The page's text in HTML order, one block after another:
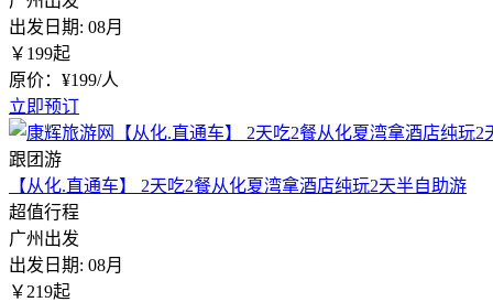
出发日期: 08月
￥ 199起
原价：¥199/人
立即预订
跟团游
【从化.直通车】 2天吃2餐从化夏湾拿酒店纯玩2天半自助游
超值行程
广州出发
出发日期: 08月
￥ 219起